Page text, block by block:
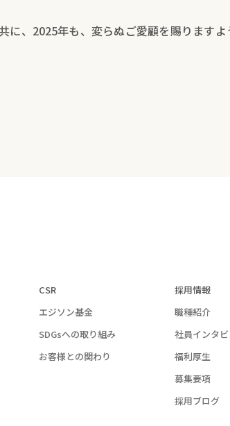
に、2025年も、変らぬご愛顧を賜ります
CSR
エジソン基金
SDGsへの取り組み
お客様との関わり
採用情報
職種紹介
社員インタ
福利厚生
募集要項
採用ブログ